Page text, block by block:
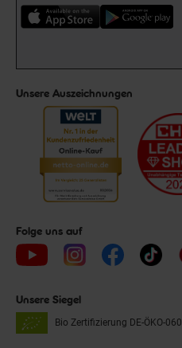
Unsere Auszeichnungen
Folge uns auf
Unsere Siegel
Bio Zertifizierung DE-ÖKO-060